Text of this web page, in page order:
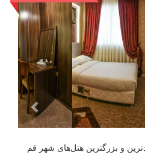
و بزرگترین هتل‌های شهر قم